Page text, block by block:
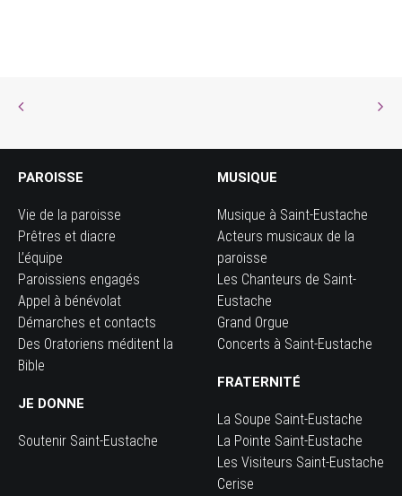
PAROISSE
Vie de la paroisse
Prêtres et diacre
L’équipe
Paroissiens engagés
Appel à bénévolat
Démarches et contacts
Des Oratoriens méditent la
Bible
JE DONNE
Soutenir Saint-Eustache
MUSIQUE
Musique à Saint-Eustache
Acteurs musicaux de la
paroisse
Les Chanteurs de Saint-
Eustache
Grand Orgue
Concerts à Saint-Eustache
FRATERNITÉ
La Soupe Saint-Eustache
La Pointe Saint-Eustache
Les Visiteurs Saint-Eustache
Cerise